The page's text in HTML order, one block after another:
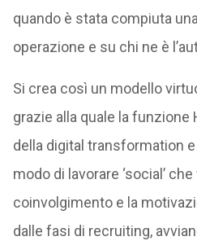
quando è stata compiuta
operazione e su chi ne è
Si crea così un modello
grazie alla quale la funzione
della digital transformation
modo di lavorare ‘social’
coinvolgimento e la
dalle fasi di recruiting,